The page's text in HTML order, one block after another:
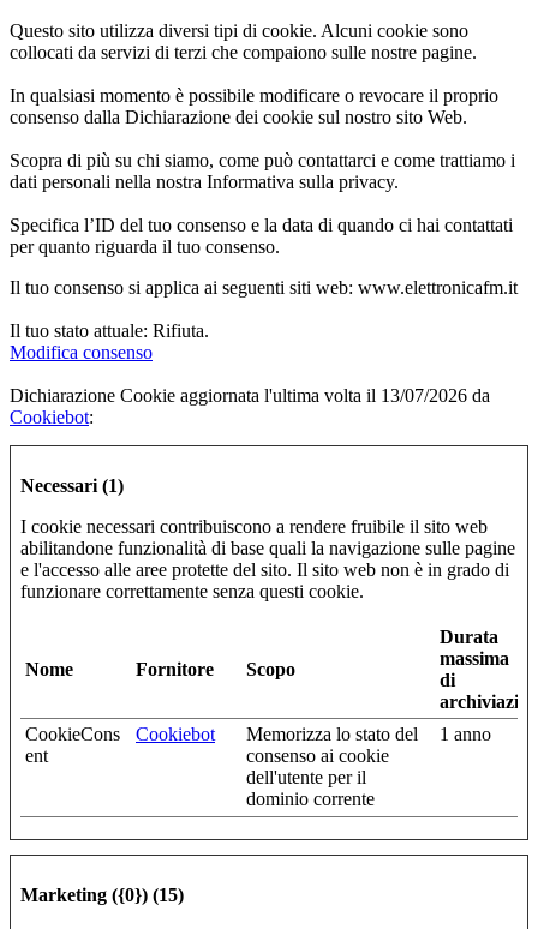
Questo sito utilizza diversi tipi di cookie. Alcuni cookie sono
collocati da servizi di terzi che compaiono sulle nostre pagine.
In qualsiasi momento è possibile modificare o revocare il proprio
consenso dalla Dichiarazione dei cookie sul nostro sito Web.
Scopra di più su chi siamo, come può contattarci e come trattiamo i
dati personali nella nostra Informativa sulla privacy.
Specifica l’ID del tuo consenso e la data di quando ci hai contattati
per quanto riguarda il tuo consenso.
Il tuo consenso si applica ai seguenti siti web: www.elettronicafm.it
Il tuo stato attuale: Rifiuta.
Modifica consenso
Dichiarazione Cookie aggiornata l'ultima volta il 13/07/2026 da
Cookiebot:
Necessari (1)
I cookie necessari contribuiscono a rendere fruibile il sito web
abilitandone funzionalità di base quali la navigazione sulle pagine
e l'accesso alle aree protette del sito. Il sito web non è in grado di
funzionare correttamente senza questi cookie.
Nome Fornitore Scopo
Durata
massima
di
CookieCons
ent
Cookiebot
Memorizza lo stato del
consenso ai cookie
dell'utente per il
dominio corrente
1 anno
Marketing ({0}) (15)